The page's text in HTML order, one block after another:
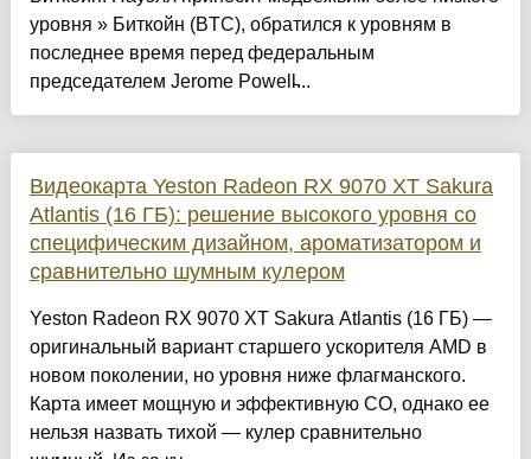
уровня » Биткойн (BTC), обратился к уровням в
последнее время перед федеральным
председателем Jerome Powell̵...
Видеокарта Yeston Radeon RX 9070 XT Sakura
Atlantis (16 ГБ): решение высокого уровня со
специфическим дизайном, ароматизатором и
сравнительно шумным кулером
Yeston Radeon RX 9070 XT Sakura Atlantis (16 ГБ) —
оригинальный вариант старшего ускорителя AMD в
новом поколении, но уровня ниже флагманского.
Карта имеет мощную и эффективную СО, однако ее
нельзя назвать тихой — кулер сравнительно